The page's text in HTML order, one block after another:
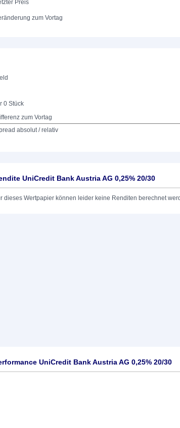
Preis
zum Vortag
0 Stück
zum Vortag
absolut / relativ
UniCredit Bank Austria AG 0,25% 20/30
dieses Wertpapier können leider keine Renditen berechnet
UniCredit Bank Austria AG 0,25% 20/30